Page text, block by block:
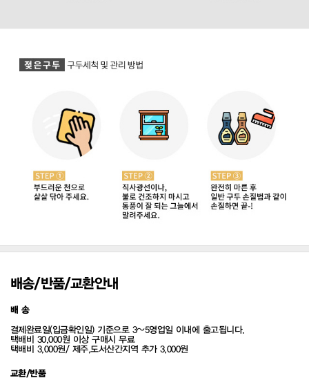
배송/반품/교환안내
배 송
결제완료일(입금확인일) 기준으로 3~5영업일 이내에 출고됩니다.
택배비 30,000원 이상 구매시 무료
택배비 3,000원/ 제주,도서산간지역 추가 3,000원
교환/반품